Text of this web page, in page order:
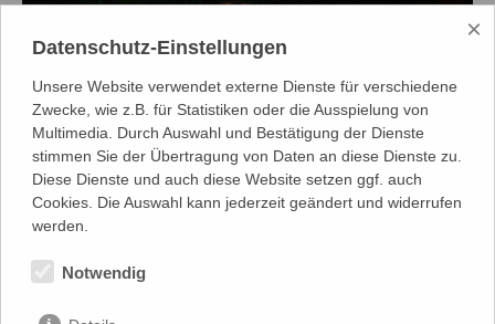
zum Spielplan
Datenschutz-Einstellungen
×
Unsere Website verwendet externe Dienste für verschiedene
Zwecke, wie z.B. für Statistiken oder die Ausspielung von
Multimedia. Durch Auswahl und Bestätigung der Dienste
stimmen Sie der Übertragung von Daten an diese Dienste zu.
Diese Dienste und auch diese Website setzen ggf. auch
Cookies. Die Auswahl kann jederzeit geändert und widerrufen
werden.
Notwendig